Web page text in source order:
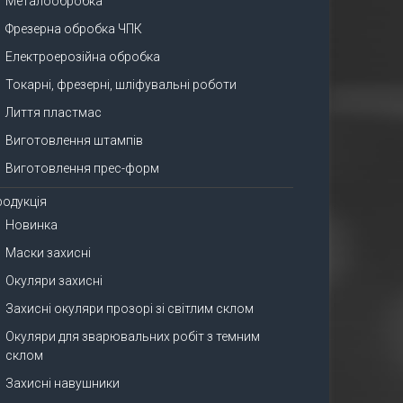
Фрезерна обробка ЧПК
Електроерозійна обробка
Токарні, фрезерні, шліфувальні роботи
Лиття пластмас
Виготовлення штампів
Виготовлення прес-форм
Новинка
Маски захисні
Окуляри захисні
Захисні окуляри прозорі зі світлим склом
Окуляри для зварювальних робіт з темним
склом
Захисні навушники